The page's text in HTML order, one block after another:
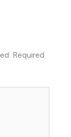
Required